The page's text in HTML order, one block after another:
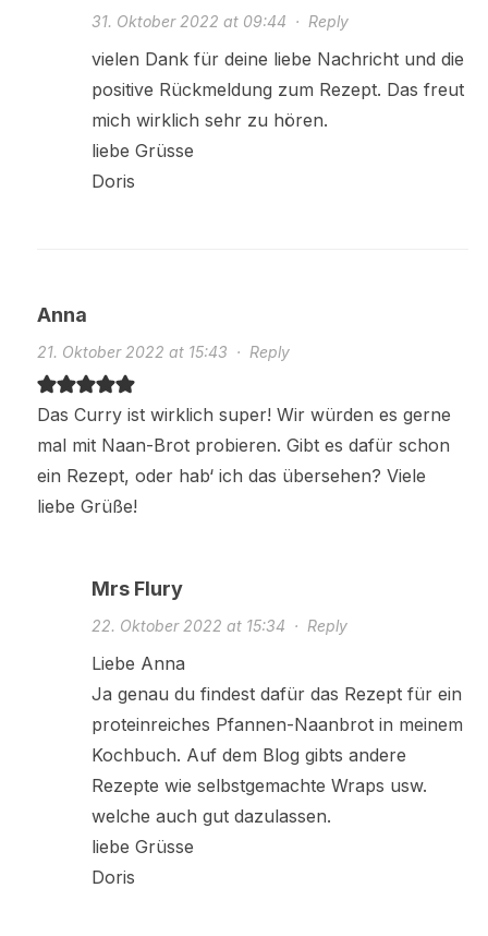
31. Oktober 2022 at 09:44 · Reply
vielen Dank für deine liebe Nachricht und die
positive Rückmeldung zum Rezept. Das freut
mich wirklich sehr zu hören.
liebe Grüsse
Doris
Anna
21. Oktober 2022 at 15:43 · Reply
Das Curry ist wirklich super! Wir würden es gerne
mal mit Naan-Brot probieren. Gibt es dafür schon
ein Rezept, oder hab‘ ich das übersehen? Viele
liebe Grüße!
Mrs Flury
22. Oktober 2022 at 15:34 · Reply
Liebe Anna
Ja genau du findest dafür das Rezept für ein
proteinreiches Pfannen-Naanbrot in meinem
Kochbuch. Auf dem Blog gibts andere
Rezepte wie selbstgemachte Wraps usw.
welche auch gut dazulassen.
liebe Grüsse
Doris